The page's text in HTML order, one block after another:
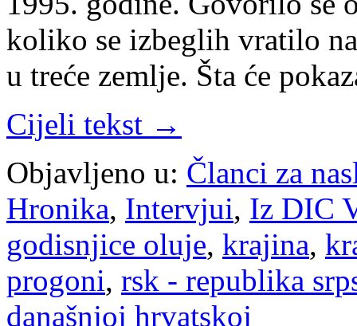
koliko se izbeglih vratilo
u treće zemlje. Šta će
Cijeli tekst →
Objavljeno u: Članci za
Hronika, Intervjui, Iz DIC
godisnjice oluje, krajina,
progoni, rsk - republika
današnjoj hrvatskoj